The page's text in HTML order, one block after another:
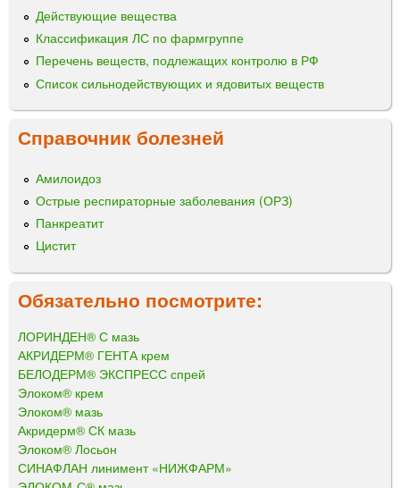
Действующие вещества
Классификация ЛС по фармгруппе
Перечень веществ, подлежащих контролю в РФ
Список сильнодействующих и ядовитых веществ
Справочник болезней
Амилоидоз
Острые респираторные заболевания (ОРЗ)
Панкреатит
Цистит
Обязательно посмотрите:
ЛОРИНДЕН® С мазь
АКРИДЕРМ® ГЕНТА крем
БЕЛОДЕРМ® ЭКСПРЕСС спрей
Элоком® крем
Элоком® мазь
Акридерм® СК мазь
Элоком® Лосьон
СИНАФЛАН линимент «НИЖФАРМ»